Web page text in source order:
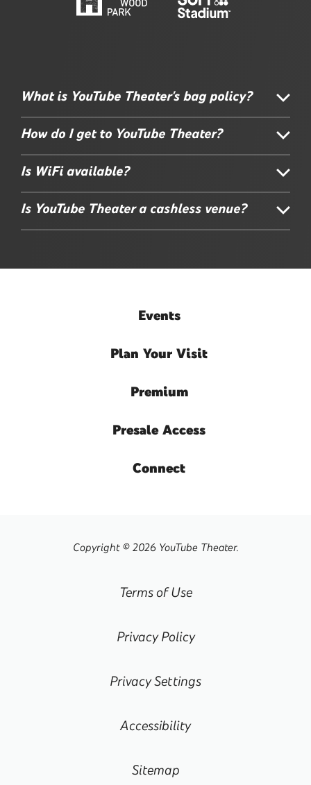
What is YouTube Theater's bag policy?
How do I get to YouTube Theater?
Is WiFi available?
Is YouTube Theater a cashless venue?
Events
Plan Your Visit
Premium
PresaleAccess
Connect
Copyright © 2026 YouTube Theater.
Terms of Use
Privacy Policy
Privacy Settings
Accessibility
Sitemap